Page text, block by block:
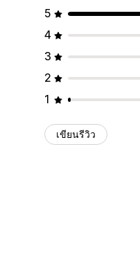
5
4
3
2
1
เขียนรีวิว